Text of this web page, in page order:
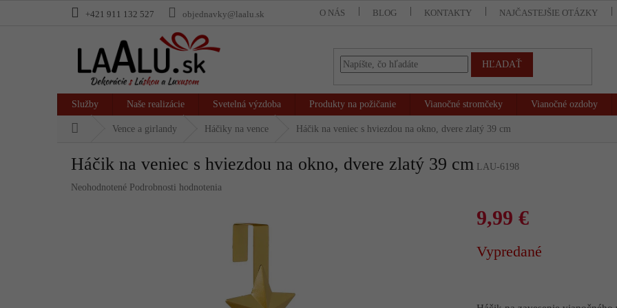
+421 911 132 527 objednavky@laalu.sk O NÁS BLOG KONTAKTY NAJČASTEJŠIE OTÁZKY
HĽADAŤ
Služby Naše realizácie Svetelná výzdoba Produkty na požičanie Vianočné stromčeky Vianočné ozdoby
Vence a girlandy Háčiky na vence Háčik na veniec s hviezdou na okno, dvere zlatý 39 cm
Háčik na veniec s hviezdou na okno, dvere zlatý 39 cm LAU-6198
Priemerné
Neohodnotené Podrobnosti hodnotenia
9,99 €
cena:
Vypredané